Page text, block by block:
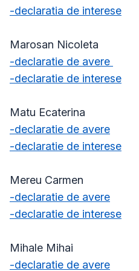
-declaratia de interese
Marosan Nicoleta
-declaratie de avere
-declaratie de interese
Matu Ecaterina
-declaratie de avere
-declaratie de interese
Mereu Carmen
-declaratie de avere
-declaratie de interese
Mihale Mihai
-declaratie de avere